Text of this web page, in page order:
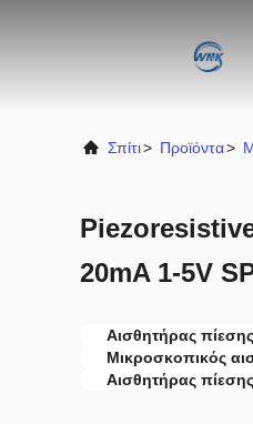
Σπίτι> Προϊόντα>
20mA 1-5V
Αισθητήρας
Μικροσκοπικός
Αισθητήρας